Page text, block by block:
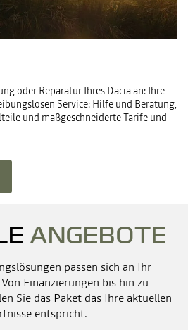
oder Reparatur Ihres Dacia an: Ihre
Service: Hilfe und Beratung,
und maßgeschneiderte Tarife und
ANGEBOTE
passen sich an Ihr
Finanzierungen bis hin zu
Sie das Paket das Ihre aktuellen
entspricht​.